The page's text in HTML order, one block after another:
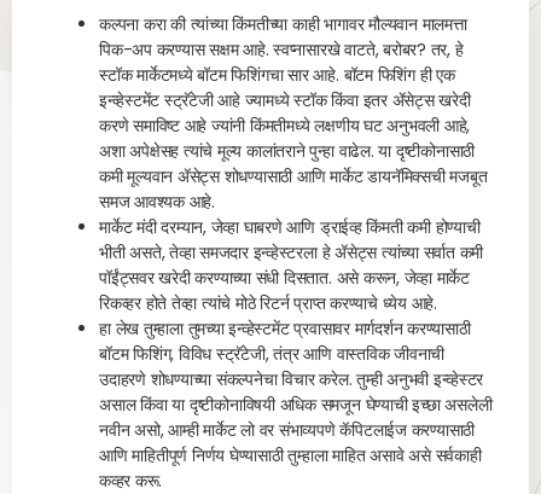
कल्पना करा की त्यांच्या किंमतीच्या काही भागावर मौल्यवान मालमत्ता
पिक-अप करण्यास सक्षम आहे. स्वप्नासारखे वाटते, बरोबर? तर, हे
स्टॉक मार्केटमध्ये बॉटम फिशिंगचा सार आहे. बॉटम फिशिंग ही एक
इन्व्हेस्टमेंट स्ट्रॅटेजी आहे ज्यामध्ये स्टॉक किंवा इतर ॲसेट्स खरेदी
करणे समाविष्ट आहे ज्यांनी किंमतीमध्ये लक्षणीय घट अनुभवली आहे,
अशा अपेक्षेसह त्यांचे मूल्य कालांतराने पुन्हा वाढेल. या दृष्टीकोनासाठी
कमी मूल्यवान ॲसेट्स शोधण्यासाठी आणि मार्केट डायनॅमिक्सची मजबूत
समज आवश्यक आहे.
मार्केट मंदी दरम्यान, जेव्हा घाबरणे आणि ड्राईव्ह किंमती कमी होण्याची
भीती असते, तेव्हा समजदार इन्व्हेस्टरला हे ॲसेट्स त्यांच्या सर्वात कमी
पॉईंट्सवर खरेदी करण्याच्या संधी दिसतात. असे करून, जेव्हा मार्केट
रिकव्हर होते तेव्हा त्यांचे मोठे रिटर्न प्राप्त करण्याचे ध्येय आहे.
हा लेख तुम्हाला तुमच्या इन्व्हेस्टमेंट प्रवासावर मार्गदर्शन करण्यासाठी
बॉटम फिशिंग, विविध स्ट्रॅटेजी, तंत्र आणि वास्तविक जीवनाची
उदाहरणे शोधण्याच्या संकल्पनेचा विचार करेल. तुम्ही अनुभवी इन्व्हेस्टर
असाल किंवा या दृष्टीकोनाविषयी अधिक समजून घेण्याची इच्छा असलेली
नवीन असो, आम्ही मार्केट लो वर संभाव्यपणे कॅपिटलाईज करण्यासाठी
आणि माहितीपूर्ण निर्णय घेण्यासाठी तुम्हाला माहित असावे असे सर्वकाही
कव्हर करू.